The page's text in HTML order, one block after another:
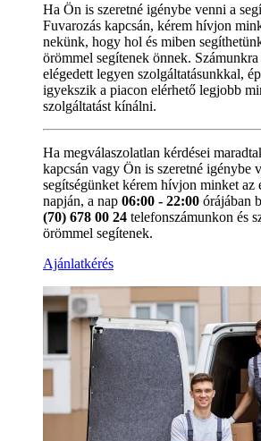
Ha Ön is szeretné igénybe venni a
Fuvarozás kapcsán, kérem hívjon
nekünk, hogy hol és miben
örömmel segítenek önnek.
elégedett legyen szolgáltatásunkkal,
igyekszik a piacon elérhető legjobb
szolgáltatást kínálni.
Ha megválaszolatlan kérdései
kapcsán vagy Ön is szeretné igénybe
segítségünket kérem hívjon minket az
napján, a nap 06:00 - 22:00 órájában
(70) 678 00 24 telefonszámunkon és
örömmel segítenek.
Ajánlatkérés